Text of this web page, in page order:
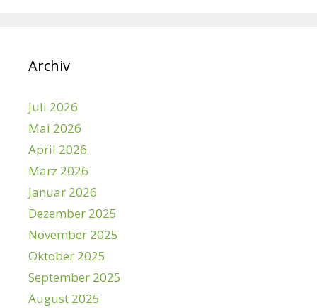
Archiv
Juli 2026
Mai 2026
April 2026
März 2026
Januar 2026
Dezember 2025
November 2025
Oktober 2025
September 2025
August 2025